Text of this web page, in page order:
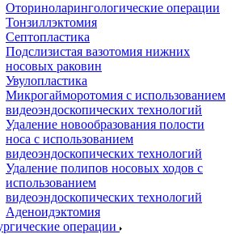
Оториноларингологические операции
Тонзиллэктомия
Септопластика
Подслизистая вазотомия нижних
носовых раковин
Увулопластика
Микрогайморотомия с использованием
видеоэндоскопических технологий
Удаление новообразования полости
носа с использованием
видеоэндоскопических технологий
Удаление полипов носовых ходов с
использованием
видеоэндоскопических технологий
Аденоидэктомия
операции